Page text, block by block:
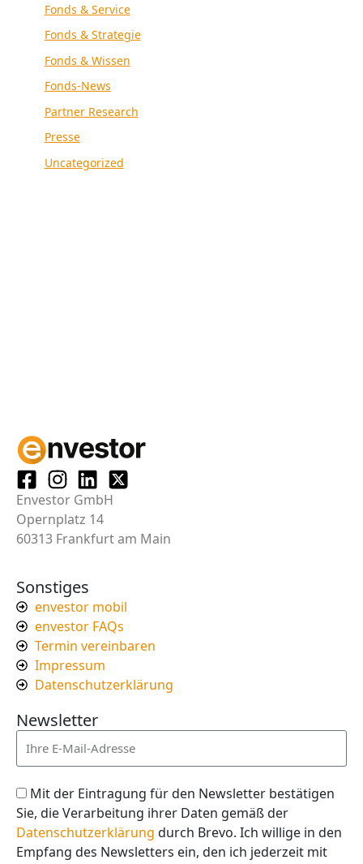
Fonds & Service
Fonds & Strategie
Fonds & Wissen
Fonds-News
Partner Research
Presse
Uncategorized
Envestor GmbH
Opernplatz 14
60313 Frankfurt am Main
Sonstiges
envestor mobil
envestor FAQs
Termin vereinbaren
Impressum
Datenschutzerklärung
Newsletter
Mit der Eintragung für den Newsletter bestätigen
Sie, die Verarbeitung ihrer Daten gemäß der
Datenschutzerklärung durch Brevo. Ich willige in den
Empfang des Newsletters ein, den ich jederzeit mit